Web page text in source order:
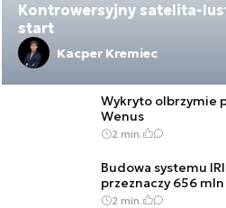
Kontrowersyjny satelita-
start
Kacper Kremiec
Wykryto olbrzymie
Wenus
2 min.
Budowa systemu
przeznaczy 656
2 min.